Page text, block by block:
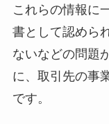
これらの情報に
書として認めら
ないなどの問題
に、取引先の事
です。